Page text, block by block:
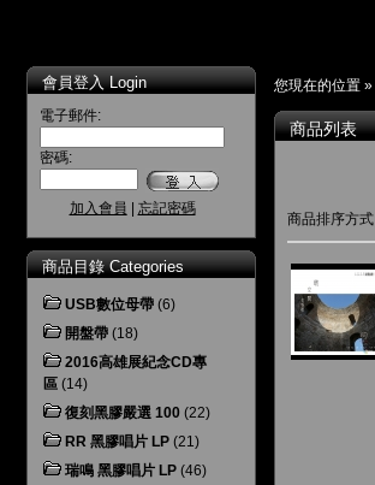
會員登入 Login
電子郵件:
密碼:
加入會員 忘記密碼
商品目錄 Categories
USB數位母帶 (6)
開盤帶 (18)
2016高雄展紀念CD專
區 (14)
復刻黑膠嚴選 100 (22)
RR 黑膠唱片 LP (21)
瑞鳴 黑膠唱片 LP (46)
您現在的位置 »
商品列表
商品排序方式